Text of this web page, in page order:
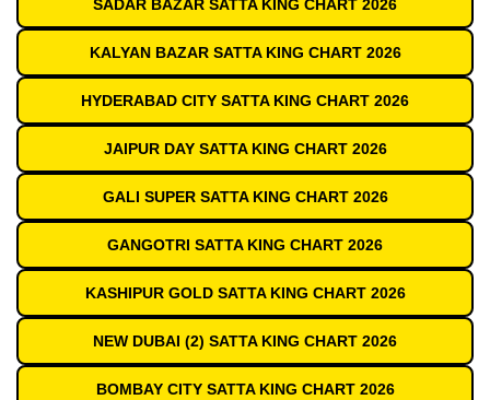
SADAR BAZAR SATTA KING CHART 2026
KALYAN BAZAR SATTA KING CHART 2026
HYDERABAD CITY SATTA KING CHART 2026
JAIPUR DAY SATTA KING CHART 2026
GALI SUPER SATTA KING CHART 2026
GANGOTRI SATTA KING CHART 2026
KASHIPUR GOLD SATTA KING CHART 2026
NEW DUBAI (2) SATTA KING CHART 2026
BOMBAY CITY SATTA KING CHART 2026